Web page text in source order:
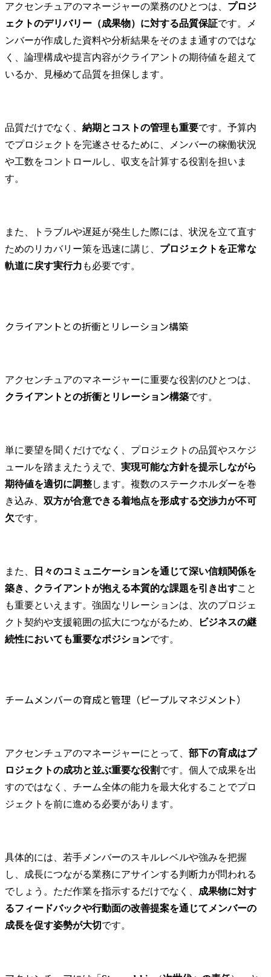
アクセンチュアのマネージャーの業務のひとつは、 プロジ
ェクトのデリバリー（成果物）に対する品質保証です。メ
ンバーが作成した資料や分析結果をそのまま通すのではな
く、論理構成や提言内容がクライアントの期待値を超えて
いるか、見極めて品質を担保します。
品質だけでなく、 納期とコストの管理も重要です。予算内
でプロジェクトを完遂させるために、メンバーの稼働状況
や工数をコントロールし、収支を計算する役割を担いま
す。
また、トラブルや遅延が発生した際には、状況を立て直す
ためのリカバリー策を迅速に講じ、 プロジェクトを正常な
軌道に戻す実行力 も必要です。
クライアントとの折衝とリレーション構築
アクセンチュアのマネージャーに重要な役割のひとつは、
クライアントとの折衝とリレーション構築です。
単に要望を聞くだけでなく、プロジェクトの品質やスケジ
ュールを踏まえたうえで、 実現可能な方針を提示しながら
期待値を適切に調整します。複数のステークホルダーを巻
き込み、 双方が合意できる着地点を形成する交渉力が不可
欠です。
また、
日々のコミュニケーションを通じて深い信頼関係を
築き、クライアントが抱える本質的な課題を引き出すこと
も重要といえます。強固なリレーションは、次のプロジェ
クト契約や支援範囲の拡大につながるため、
ビジネスの継
続性においても重要なポジションです。
チームメンバーの育成と管理（ピープルマネジメント）
アクセンチュアのマネージャーにとって、 部下の育成はプ
ロジェクトの成功と並ぶ重要な役割です。個人で成果を出
すのではなく、チーム全体の能力を最大化することでプロ
ジェクトを前に進める必要があります。
具体的には、若手メンバーのスキルレベルや強みを把握
し、成長につながる業務にアサインする判断力が問われる
でしょう。ただ作業を指示するだけでなく、 成果物に対す
るフィードバックや行動面の改善提案を通じてメンバーの
成長を促す姿勢が大切です。